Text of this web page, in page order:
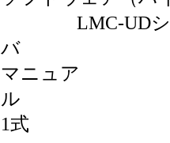
LMC-UDシリ
バ
マニュア
1式